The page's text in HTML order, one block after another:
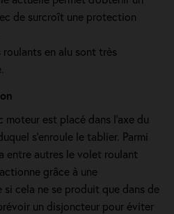
de surcroît une protection
en alu sont très
est placé dans l’axe du
s’enroule le tablier. Parmi
entre autres le volet roulant
grâce à une
si cela ne se produit que dans de
un disjoncteur pour éviter